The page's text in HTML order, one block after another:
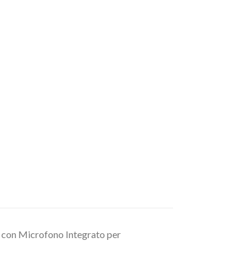
con Microfono Integrato per